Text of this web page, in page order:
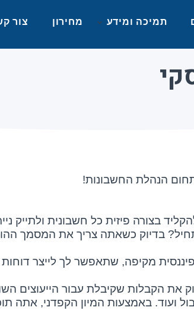
תמיכה ומידע מחירון צור
הנהלת החשבונות!
בצורה פיזית כל חשבונית ולתייק
מתחיל? בדיוק כשאתה צריך את
מקיפה, שתאפשר לך לייצר
את הקבלות שקיבלת עבור הייעוצים
ועוד. באמצעות המיון הקפדני,